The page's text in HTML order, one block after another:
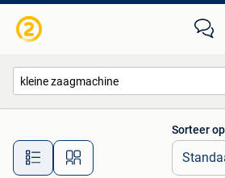
Alle afstanden…
Sorteer op